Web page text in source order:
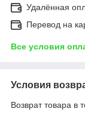
Удалённая
Перевод на
Все условия
Условия
Возврат товара в